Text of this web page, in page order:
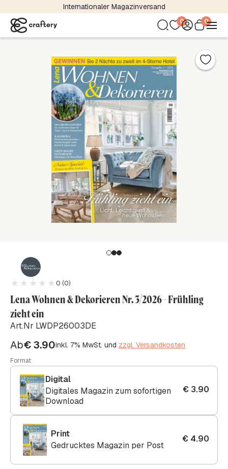
Internationaler Magazinversand
0 0
0 (0)
Lena Wohnen & Dekorieren Nr. 3/2026 - Frühling
zieht ein
Art.Nr LWDP26003DE
Ab€3.90inkl. 7% MwSt. und zzgl. Versandkosten
Format
Digital
Digitales Magazin zum sofortigen
Download
€ 3.90
Print
Gedrucktes Magazin per Post
€ 4.90